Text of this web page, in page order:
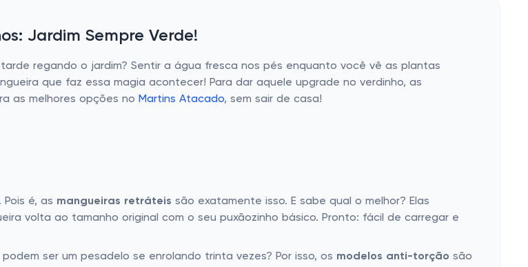
Jardim Sempre Verde!
regando o jardim? Sentir a água fresca nos pés enquanto você vê as plantas
que faz essa magia acontecer! Para dar aquele upgrade no verdinho, as
as melhores opções no Martins Atacado, sem sair de casa!
é, as mangueiras retráteis são exatamente isso. E sabe qual o melhor? Elas
volta ao tamanho original com o seu puxãozinho básico. Pronto: fácil de carregar e
ser um pesadelo se enrolando trinta vezes? Por isso, os modelos anti-torção são